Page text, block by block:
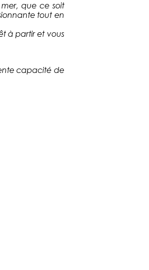
que ce soit
tout en
à partir et vous
capacité de